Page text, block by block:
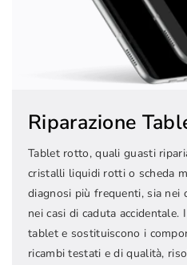
Riparazione
Tablet rotto, quali guasti
cristalli liquidi rotti o scheda
diagnosi più frequenti, sia nei
nei casi di caduta
tablet e sostituiscono i
ricambi testati e di qualità,